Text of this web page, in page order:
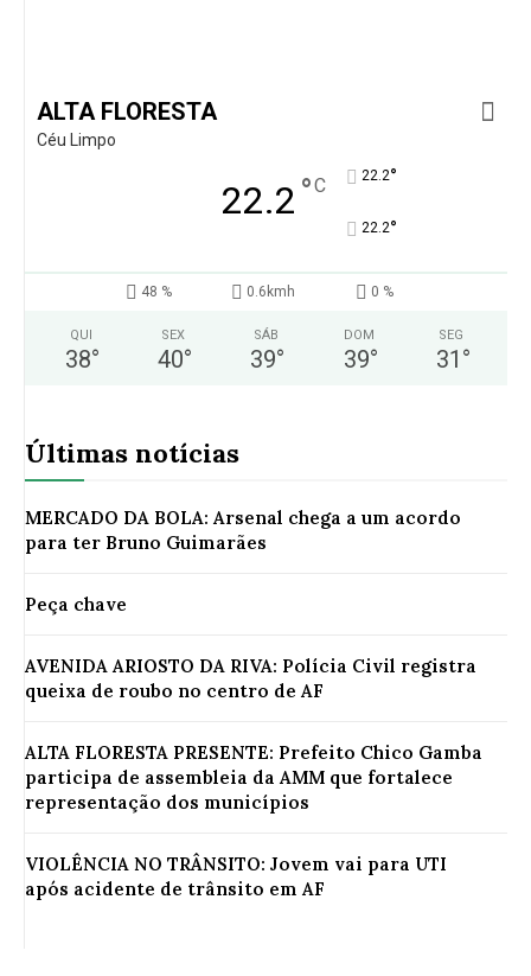
ALTA FLORESTA
Céu Limpo
22.2 °C 22.2°
22.2°
48 % 0.6kmh 0 %
QUI
38°
SEX
40°
SÁB
39°
DOM
39°
SEG
31 °
Últimas notícias
MERCADO DA BOLA: Arsenal chega a um acordo
para ter Bruno Guimarães
Peça chave
AVENIDA ARIOSTO DA RIVA: Polícia Civil registra
queixa de roubo no centro de AF
ALTA FLORESTA PRESENTE: Prefeito Chico Gamba
participa de assembleia da AMM que fortalece
representação dos municípios
VIOLÊNCIA NO TRÂNSITO: Jovem vai para UTI
após acidente de trânsito em AF